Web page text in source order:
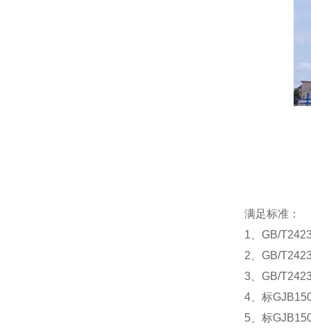
满足标准：
1、GB/
2、GB/
3、GB/
4、标
5、标